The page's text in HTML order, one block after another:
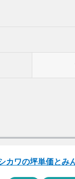
カワの坪単価とみ